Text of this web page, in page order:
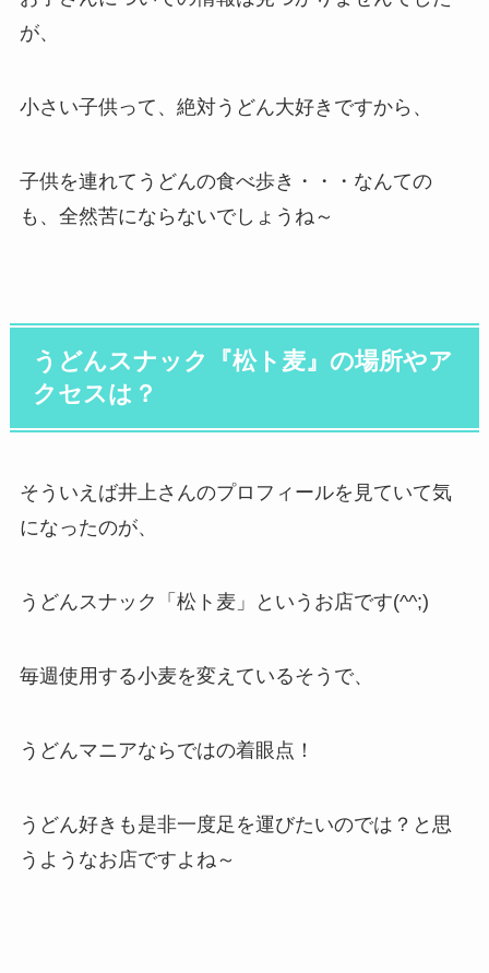
が、
小さい子供って、絶対うどん大好きですから、
子供を連れてうどんの食べ歩き・・・なんての
も、全然苦にならないでしょうね～
うどんスナック『松ト麦』の場所やア
クセスは？
そういえば井上さんのプロフィールを見ていて気
になったのが、
うどんスナック「松ト麦」 というお店です(^^;)
毎週使用する小麦を変えているそうで、
うどんマニアならではの着眼点！
うどん好きも是非一度足を運びたいのでは？と思
うようなお店ですよね～